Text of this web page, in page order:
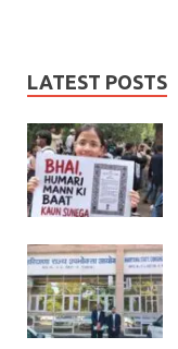
LATEST POSTS